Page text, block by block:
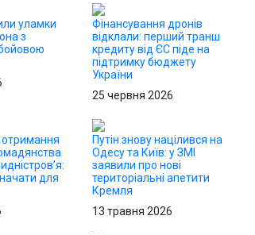
уламки
з
Фінансування дронів
відклали: перший транш
кредиту від ЄС піде на
підтримку бюджету
України
25 червня 2026
отримання
для
Путін знову націлився на
Одесу та Київ: у ЗМІ
заявили про нові
територіальні апетити
Кремля
13 травня 2026